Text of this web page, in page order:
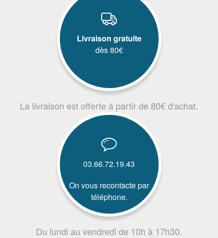
Livraison gratuite
dès 80€
La livraison est offerte à partir de 80€ d'achat.
03.66.72.19.43
On vous recontacte par
téléphone.
Du lundi au vendredi de 10h à 17h30.